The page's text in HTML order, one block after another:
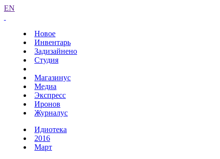
EN
Новое
Инвентарь
Задизайнено
Студия
Магазинус
Медиа
Экспресс
Иронов
Журналус
Идиотека
2016
Март